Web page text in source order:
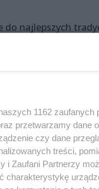
najlepszych
mnóstwo
na całym świecie.
syna bogatej
z Nevady -
można
sytuacjami oraz
światowej
1162 zaufanych
przetwarzamy dane
czy dane
treści,
i Zaufani Partnerzy